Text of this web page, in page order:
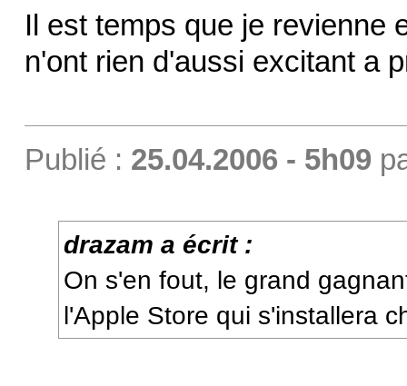
Il est temps que je revienne
n'ont rien d'aussi excitant a
Publié : 25.04.2006 - 5h09
drazam a écrit :
On s'en fout, le grand
l'Apple Store qui s'installera